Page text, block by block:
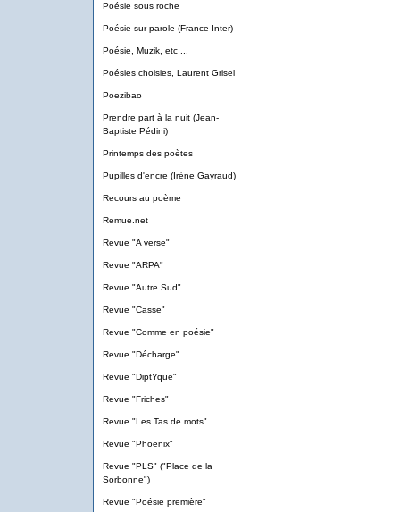
Poésie sous roche
Poésie sur parole (France Inter)
Poésie, Muzik, etc ...
Poésies choisies, Laurent Grisel
Poezibao
Prendre part à la nuit (Jean-
Baptiste Pédini)
Printemps des poètes
Pupilles d'encre (Irène Gayraud)
Recours au poème
Remue.net
Revue "A verse"
Revue "ARPA"
Revue "Autre Sud"
Revue "Casse"
Revue "Comme en poésie"
Revue "Décharge"
Revue "DiptYque"
Revue "Friches"
Revue "Les Tas de mots"
Revue "Phoenix"
Revue "PLS" ("Place de la
Sorbonne")
Revue "Poésie première"